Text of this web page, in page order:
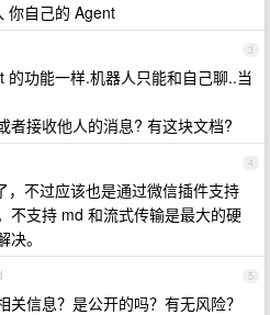
你自己的 Agent
3
的功能一样.机器人只能和自己聊..当
者接收他人的消息? 有这块文档?
4
，不过应该也是通过微信插件支持
不支持 md 和流式传输是最大的硬
。
5
关信息？是公开的吗？有无风险？